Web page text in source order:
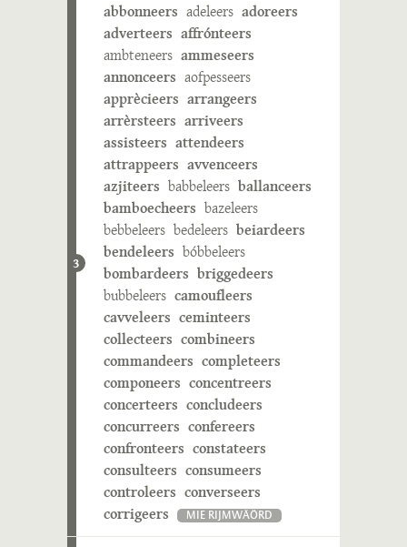
3
abbonneers adeleers adoreers
adverteers affrónteers
ambteneers ammeseers
annonceers aofpesseers
apprècieers arrangeers
arrèrsteers arriveers
assisteers attendeers
attrappeers avvenceers
azjiteers babbeleers ballanceers
bamboecheers bazeleers
bebbeleers bedeleers beiardeers
bendeleers bóbbeleers
bombardeers briggedeers
bubbeleers camoufleers
cavveleers ceminteers
collecteers combineers
commandeers completeers
componeers concentreers
concerteers concludeers
concurreers confereers
confronteers constateers
consulteers consumeers
controleers converseers
corrigeers
MIE RIJMWÄÖRD